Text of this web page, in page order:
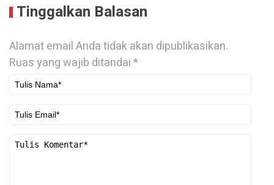
Tinggalkan Balasan
Alamat email Anda tidak akan dipublikasikan.
Ruas yang wajib ditandai*